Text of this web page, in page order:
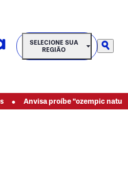
SELECIONE SUA REGIÃO
SELECIONE SUA
REGIÃO
Anvisa proíbe "ozempic natural" e